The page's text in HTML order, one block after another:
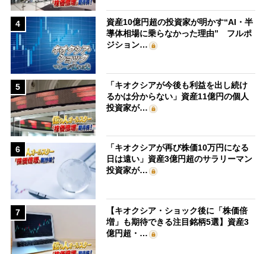
4
資産10億円超の投資家が明かす“AI・半
導体相場に乗らなかった理由” フルポ
ジション…
5
「キオクシアが今後も利益を出し続け
るかは分からない」資産11億円の個人
投資家が…
6
「キオクシアが再び株価10万円になる
日は遠い」資産3億円超のサラリーマン
投資家が…
7
【キオクシア・ショック後に「株価倍
増」も期待できる注目銘柄5選】資産3
億円超・…